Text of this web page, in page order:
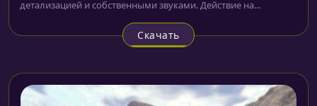
детализацией и собственными звуками. Действие на...
Скачать